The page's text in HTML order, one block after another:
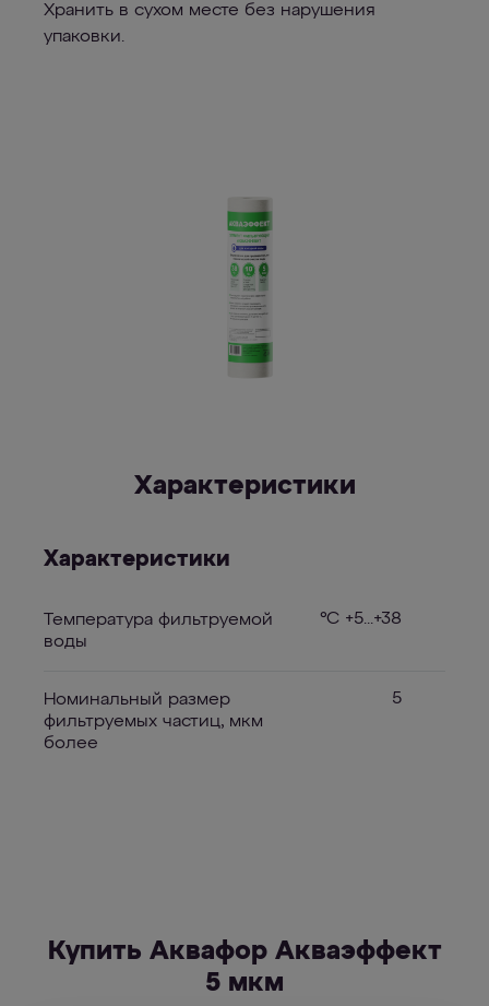
Хранить в сухом месте без нарушения
упаковки.
Характеристики
Характеристики
Температура фильтруемой
воды
°С +5...+38
Номинальный размер
фильтруемых частиц, мкм
более
5
Купить Аквафор Акваэффект
5 мкм